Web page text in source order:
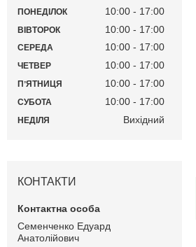
ПОНЕДІЛОК 10:00 17:00
ВІВТОРОК 10:00 17:00
СЕРЕДА 10:00 17:00
ЧЕТВЕР 10:00 17:00
ПʼЯТНИЦЯ 10:00 17:00
СУБОТА 10:00 17:00
НЕДІЛЯ Вихідний
КОНТАКТИ
Семенченко Едуард
Анатолійович